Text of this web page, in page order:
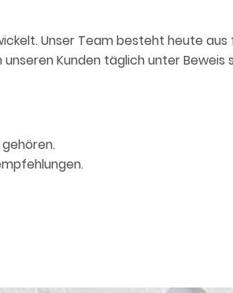
Unser Team besteht heute aus
Kunden täglich unter Beweis